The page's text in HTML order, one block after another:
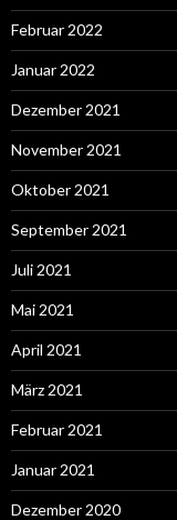
Februar 2022
Januar 2022
Dezember 2021
November 2021
Oktober 2021
September 2021
Juli 2021
Mai 2021
April 2021
März 2021
Februar 2021
Januar 2021
Dezember 2020